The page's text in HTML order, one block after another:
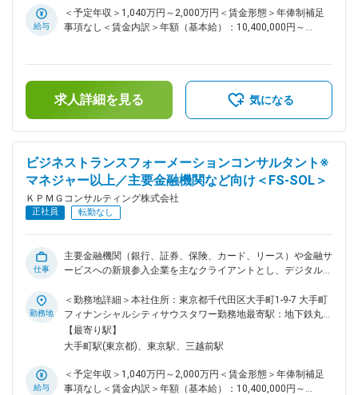
ソリューション開発のリード 変更の範囲：会社の定める業務
に即した持続可能なエンタープライズアーキテクチャの在り
方・方法論・作成物を整理し、クライアントおよび当ユニット
定支援 ・戦略に基づくアーキテクチャ策定・アーキテクチャ
ガバナンス構築支援 ・戦略に基づくIT／デジタル中計・中計
施策策定支援 ・施策実現のための変革プロジェクトの企画・
システムグランドデザイン支援 ・変革実現のためのトランス
（2） ・現代の金融機関を取り巻く外部／内部環境および課題
グ整備（コアコンセプト・ユースケース・成果物体系・方法
論） ■役割および責任： 原則マネジャー職以上での採用を想
定しております。 エンタープライズアーキテクトとしての専
門性を前提に、以下の役割を担っていただきます。 ・「職務
ク設計 ・上記プロジェクトにおけるマネジメント層とのコミ
ュニケーション、チームメンバーへの作業指示・品質レビュー
該活動に関する他組織／チームとの連携 ・エンタープライズ
アーキテクチャに係るサービスオファリング／ソリューション
開発 ・当該専門領域における後進の育成 変更の範囲：会社の
定める業務
給与
＜予定年収＞1,040万円～2,000万円＜賃金形態＞年俸制補足
事項なし＜賃金内訳＞年額（基本給）：10,400,000円～
与：年1回賃金はあくまでも目安の金額であり、選考を通じて
上下する可能性があります。月給(月額)は固定手当を含めた表
求人詳細を見る 気になる
ビジネストランスフォーメーションコンサルタント※
マネジャー以上／主要金融機関など向け＜FS-SOL＞
ＫＰＭＧコンサルティング株式会社
正社員 転勤なし
仕事
主要金融機関（銀行、証券、保険、カード、リース）や金融サ
ービスへの新規参入企業を主なクライアントとし、デジタル活
の高度化を中心に、ビジネス／デジタルトランスフォーメーシ
ョンに向けた支援を行います。 また、支援にあたり必要とな
る方法論やフレームワークに関し、KPMGグローバルとの連携
のもとサービスアセットの開発・整備を行います。 ＜具体的
ル戦略／IT戦略策定、実行支援 ・デジタル技術活用による顧
客接点高度化・デジタルマーケティング戦略策定支援 ・オム
勤務地
＜勤務地詳細＞本社住所：東京都千代田区大手町1-9-7 大手町
フィナンシャルシティサウスタワー勤務地最寄駅：地下鉄丸ノ
内線／大手町駅受動喫煙対策：屋内全面禁煙変更の範囲：会社
の定める事業所（リモートワーク含む）
【最寄り駅】
大手町駅(東京都)、東京駅、三越前駅
給与
＜予定年収＞1,040万円～2,000万円＜賃金形態＞年俸制補足
事項なし＜賃金内訳＞年額（基本給）：10,400,000円～